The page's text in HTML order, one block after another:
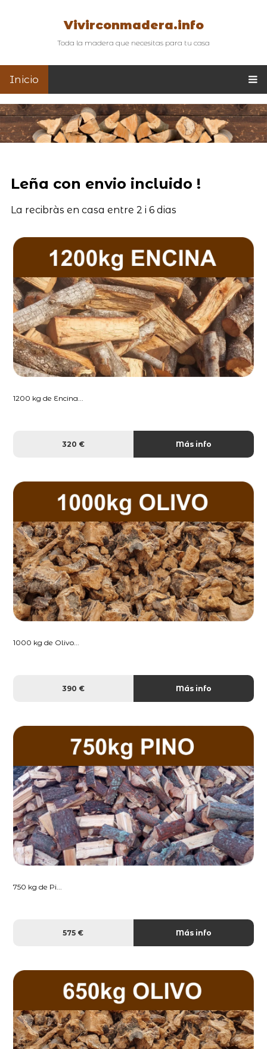
Vivirconmadera.info
Toda la madera que necesitas para tu casa
Inicio
Leña con envio incluido !
La recibràs en casa entre 2 i 6 dias
1200 kg de Encina...
320 € Más info
1000 kg de Olivo...
390 € Más info
750 kg de Pi...
575 € Más info